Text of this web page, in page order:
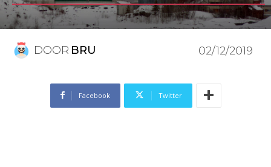
DOOR BRU 02/12/2019
Facebook Twitter